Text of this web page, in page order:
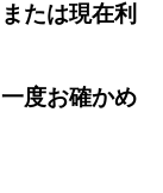
たは現在利
度お確かめ